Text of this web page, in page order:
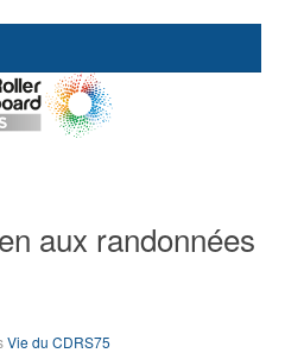
aux randonnées
Vie du CDRS75